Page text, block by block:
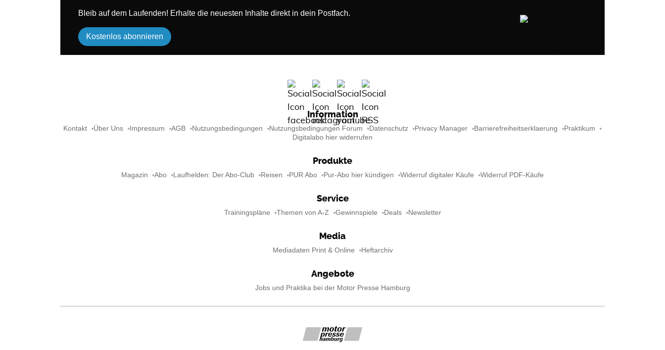
Bleib auf dem Laufenden! Erhalte die neuesten Inhalte direkt in dein Postfach.
Kostenlos abonnieren
Information
Kontakt Über Uns Impressum AGB Nutzungsbedingungen Nutzungsbedingungen Forum Datenschutz Privacy Manager Barrierefreiheitserklaerung
Praktikum
Digitalabo hier widerrufen
Produkte
Magazin Abo Laufhelden: Der Abo-Club Reisen PUR Abo Pur-Abo hier kündigen Widerruf digitaler Käufe Widerruf PDF-Käufe
Service
Trainingspläne Themen von A-Z Gewinnspiele Deals Newsletter
Media
Mediadaten Print & Online Heftarchiv
Angebote
Jobs und Praktika bei der Motor Presse Hamburg